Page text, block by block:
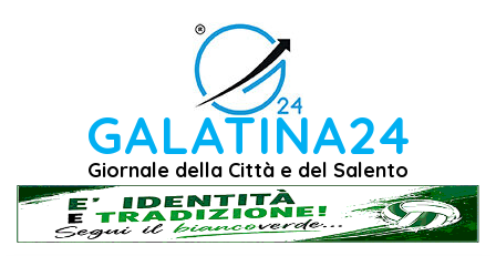
GALATINA24
Giornale della Città e del Salento